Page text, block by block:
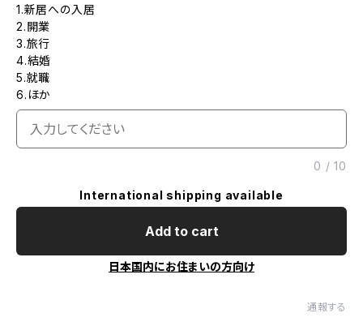
1.新居への入居
2.開業
3.旅行
4.結婚
5.就職
6.ほか
0 /10
International shipping available
Add to cart
日本国内にお住まいの方向け
通報する